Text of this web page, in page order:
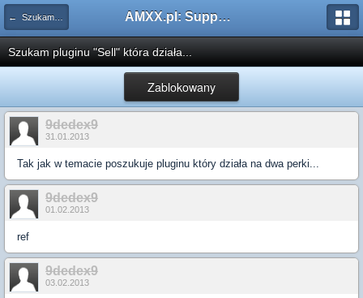
← Szukam pluginu AMXX.pl: Support AMX Mod X i SourceMod
Szukam pluginu "Sell" która działa...
Zablokowany
9dedex9
31.01.2013
Tak jak w temacie poszukuje pluginu który działa na dwa perki...
9dedex9
01.02.2013
ref
9dedex9
03.02.2013